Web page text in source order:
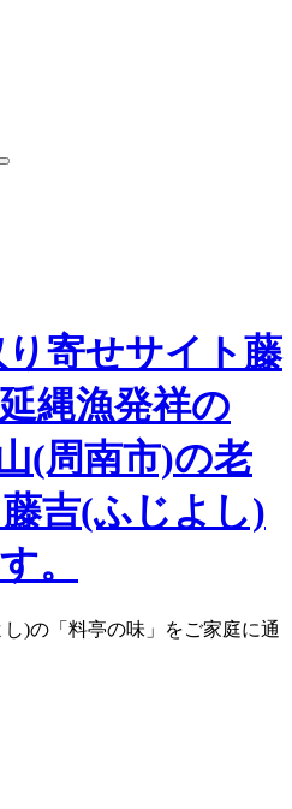
寄せサイト藤
縄漁発祥の
(周南市)の老
吉(ふじよし)
。
)の「料亭の味」をご家庭に通